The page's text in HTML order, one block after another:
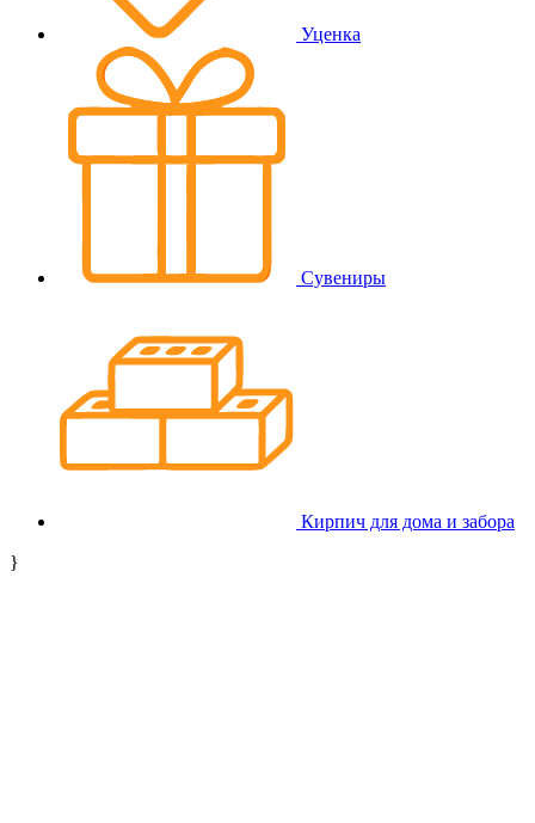
Уценка
Сувениры
Кирпич для дома и забора
}